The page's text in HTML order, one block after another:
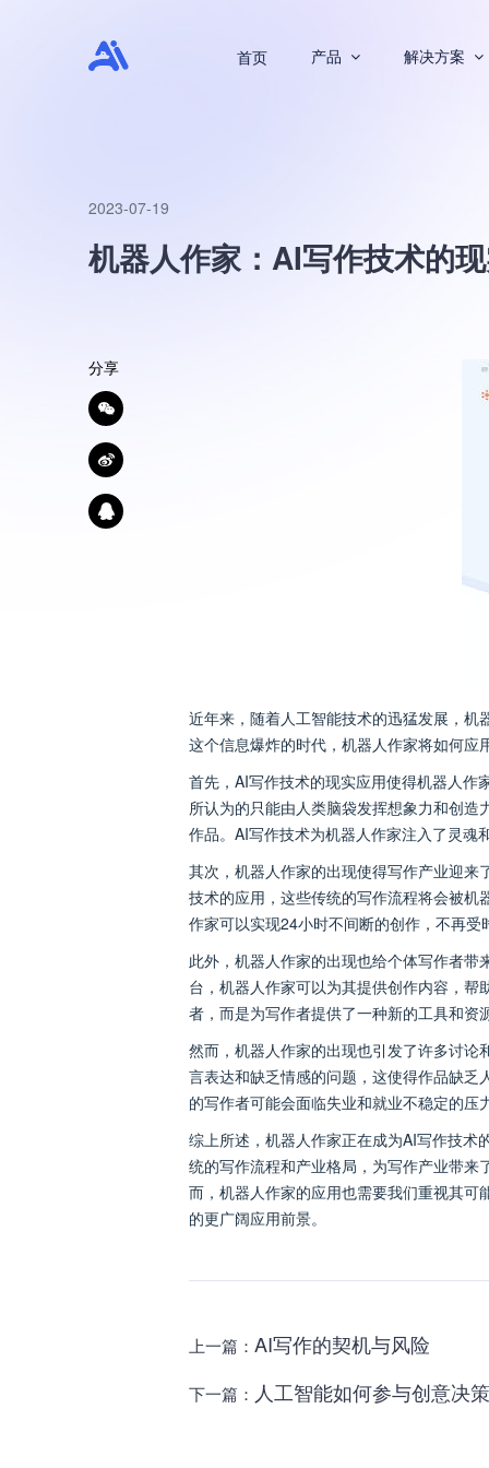
首页 产品 解决方案
2023-07-19
机器人作家：AI写作技术的
分享
近年来，随着人工智能技术的迅猛发展，机
这个信息爆炸的时代，机器人作家将如何
首先，AI写作技术的现实应用使得机器人作
所认为的只能由人类脑袋发挥想象力和创
作品。AI写作技术为机器人作家注入了灵魂
其次，机器人作家的出现使得写作产业迎
技术的应用，这些传统的写作流程将会被
作家可以实现24小时不间断的创作，不再
此外，机器人作家的出现也给个体写作者
台，机器人作家可以为其提供创作内容，
者，而是为写作者提供了一种新的工具和
然而，机器人作家的出现也引发了许多讨
言表达和缺乏情感的问题，这使得作品缺
的写作者可能会面临失业和就业不稳定的
综上所述，机器人作家正在成为AI写作技术
统的写作流程和产业格局，为写作产业带
而，机器人作家的应用也需要我们重视其
的更广阔应用前景。
上一篇： AI写作的契机与风险
下一篇： 人工智能如何参与创意决